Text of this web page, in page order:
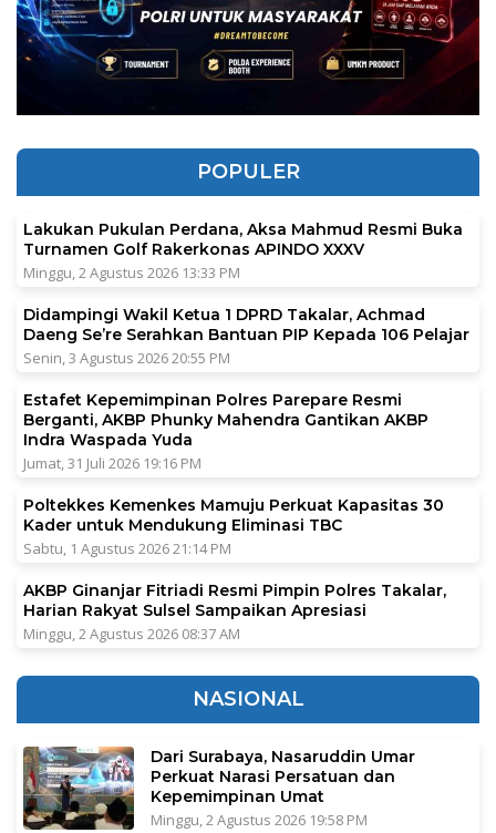
POPULER
Lakukan Pukulan Perdana, Aksa Mahmud Resmi Buka
Turnamen Golf Rakerkonas APINDO XXXV
Minggu, 2 Agustus 2026 13:33 PM
Didampingi Wakil Ketua 1 DPRD Takalar, Achmad
Daeng Se’re Serahkan Bantuan PIP Kepada 106 Pelajar
Senin, 3 Agustus 2026 20:55 PM
Estafet Kepemimpinan Polres Parepare Resmi
Berganti, AKBP Phunky Mahendra Gantikan AKBP
Indra Waspada Yuda
Jumat, 31 Juli 2026 19:16 PM
Poltekkes Kemenkes Mamuju Perkuat Kapasitas 30
Kader untuk Mendukung Eliminasi TBC
Sabtu, 1 Agustus 2026 21:14 PM
AKBP Ginanjar Fitriadi Resmi Pimpin Polres Takalar,
Harian Rakyat Sulsel Sampaikan Apresiasi
Minggu, 2 Agustus 2026 08:37 AM
NASIONAL
Dari Surabaya, Nasaruddin Umar
Perkuat Narasi Persatuan dan
Kepemimpinan Umat
Minggu, 2 Agustus 2026 19:58 PM